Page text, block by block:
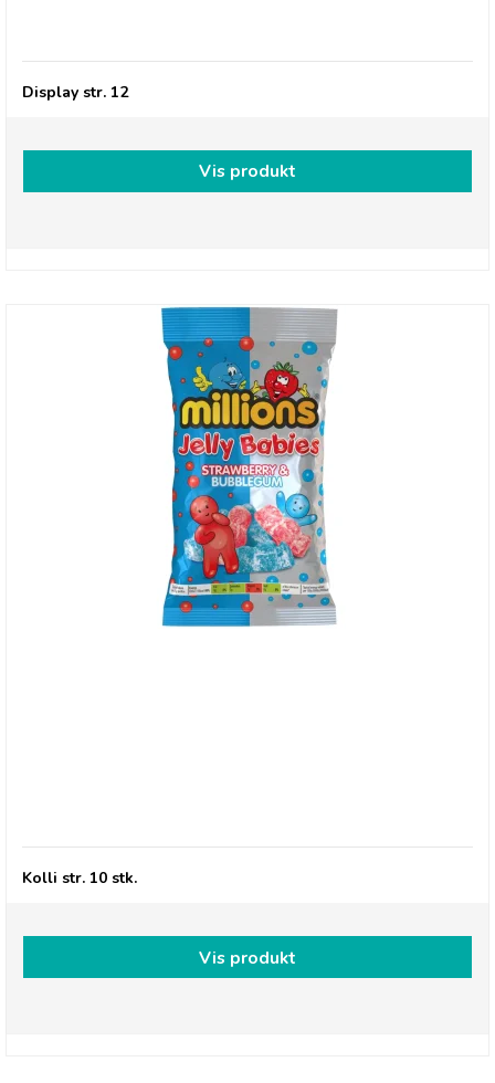
Display str. 12
Vis produkt
Kolli str. 10 stk.
Vis produkt